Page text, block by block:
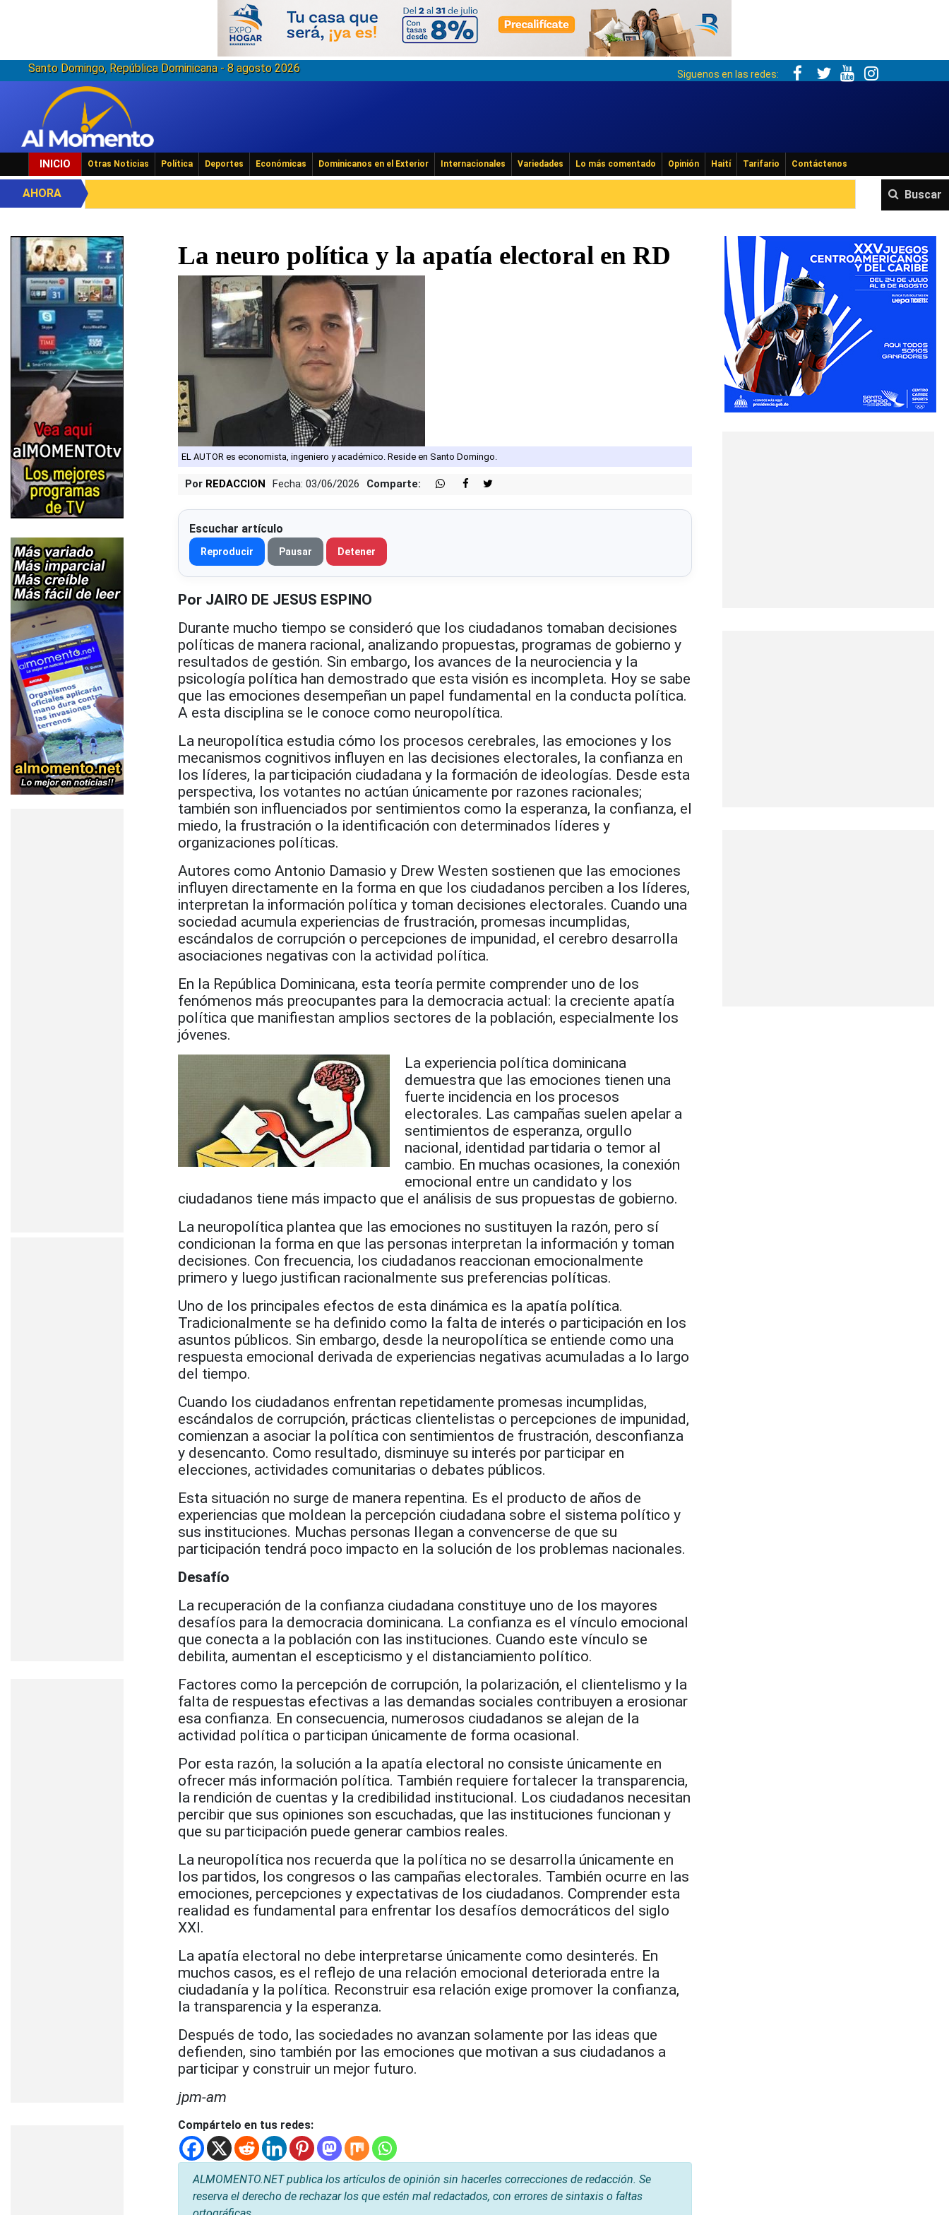
Santo Domingo, República Dominicana - 8 agosto 2026 Siguenos en las redes:
INICIO Otras Noticias Política Deportes Económicas Dominicanos en el Exterior Internacionales Variedades Lo más comentado Opinión Haití Tarifario Contáctenos
Buscar
AHORA
La neuro política y la apatía electoral en RD
EL AUTOR es economista, ingeniero y académico. Reside en Santo Domingo.
Por REDACCION Fecha: 03/06/2026 Comparte:
Escuchar artículo
Reproducir Pausar Detener
Por JAIRO DE JESUS ESPINO
Durante mucho tiempo se consideró que los ciudadanos tomaban decisiones
políticas de manera racional, analizando propuestas, programas de gobierno y
resultados de gestión. Sin embargo, los avances de la neurociencia y la
psicología política han demostrado que esta visión es incompleta. Hoy se sabe
que las emociones desempeñan un papel fundamental en la conducta política.
A esta disciplina se le conoce como neuropolítica.
La neuropolítica estudia cómo los procesos cerebrales, las emociones y los
mecanismos cognitivos influyen en las decisiones electorales, la confianza en
los líderes, la participación ciudadana y la formación de ideologías. Desde esta
perspectiva, los votantes no actúan únicamente por razones racionales;
también son influenciados por sentimientos como la esperanza, la confianza, el
miedo, la frustración o la identificación con determinados líderes y
organizaciones políticas.
Autores como Antonio Damasio y Drew Westen sostienen que las emociones
influyen directamente en la forma en que los ciudadanos perciben a los líderes,
interpretan la información política y toman decisiones electorales. Cuando una
sociedad acumula experiencias de frustración, promesas incumplidas,
escándalos de corrupción o percepciones de impunidad, el cerebro desarrolla
asociaciones negativas con la actividad política.
En la República Dominicana, esta teoría permite comprender uno de los
fenómenos más preocupantes para la democracia actual: la creciente apatía
política que manifiestan amplios sectores de la población, especialmente los
jóvenes.
La experiencia política dominicana
demuestra que las emociones tienen una
fuerte incidencia en los procesos
electorales. Las campañas suelen apelar a
sentimientos de esperanza, orgullo
nacional, identidad partidaria o temor al
cambio. En muchas ocasiones, la conexión
emocional entre un candidato y los
ciudadanos tiene más impacto que el análisis de sus propuestas de gobierno.
La neuropolítica plantea que las emociones no sustituyen la razón, pero sí
condicionan la forma en que las personas interpretan la información y toman
decisiones. Con frecuencia, los ciudadanos reaccionan emocionalmente
primero y luego justifican racionalmente sus preferencias políticas.
Uno de los principales efectos de esta dinámica es la apatía política.
Tradicionalmente se ha definido como la falta de interés o participación en los
asuntos públicos. Sin embargo, desde la neuropolítica se entiende como una
respuesta emocional derivada de experiencias negativas acumuladas a lo largo
del tiempo.
Cuando los ciudadanos enfrentan repetidamente promesas incumplidas,
escándalos de corrupción, prácticas clientelistas o percepciones de impunidad,
comienzan a asociar la política con sentimientos de frustración, desconfianza
y desencanto. Como resultado, disminuye su interés por participar en
elecciones, actividades comunitarias o debates públicos.
Esta situación no surge de manera repentina. Es el producto de años de
experiencias que moldean la percepción ciudadana sobre el sistema político y
sus instituciones. Muchas personas llegan a convencerse de que su
participación tendrá poco impacto en la solución de los problemas nacionales.
Desafío
La recuperación de la confianza ciudadana constituye uno de los mayores
desafíos para la democracia dominicana. La confianza es el vínculo emocional
que conecta a la población con las instituciones. Cuando este vínculo se
debilita, aumentan el escepticismo y el distanciamiento político.
Factores como la percepción de corrupción, la polarización, el clientelismo y la
falta de respuestas efectivas a las demandas sociales contribuyen a erosionar
esa confianza. En consecuencia, numerosos ciudadanos se alejan de la
actividad política o participan únicamente de forma ocasional.
Por esta razón, la solución a la apatía electoral no consiste únicamente en
ofrecer más información política. También requiere fortalecer la transparencia,
la rendición de cuentas y la credibilidad institucional. Los ciudadanos necesitan
percibir que sus opiniones son escuchadas, que las instituciones funcionan y
que su participación puede generar cambios reales.
La neuropolítica nos recuerda que la política no se desarrolla únicamente en
los partidos, los congresos o las campañas electorales. También ocurre en las
emociones, percepciones y expectativas de los ciudadanos. Comprender esta
realidad es fundamental para enfrentar los desafíos democráticos del siglo
XXI.
La apatía electoral no debe interpretarse únicamente como desinterés. En
muchos casos, es el reflejo de una relación emocional deteriorada entre la
ciudadanía y la política. Reconstruir esa relación exige promover la confianza,
la transparencia y la esperanza.
Después de todo, las sociedades no avanzan solamente por las ideas que
defienden, sino también por las emociones que motivan a sus ciudadanos a
participar y construir un mejor futuro.
jpm-am
Compártelo en tus redes:
ALMOMENTO.NET publica los artículos de opinión sin hacerles correcciones de redacción. Se
reserva el derecho de rechazar los que estén mal redactados, con errores de sintaxis o faltas